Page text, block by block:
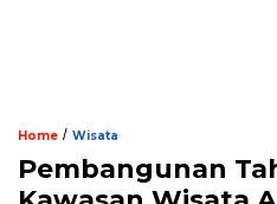
Home / Wisata
Pembangunan